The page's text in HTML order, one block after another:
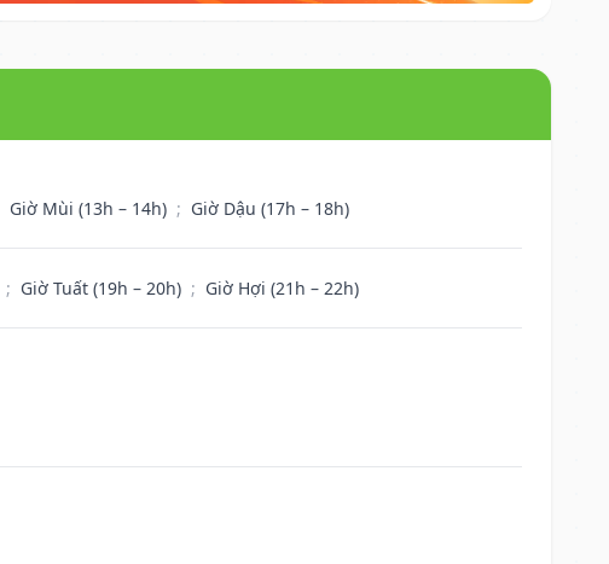
Giờ Mùi (13h – 14h) ; Giờ Dậu (17h – 18h)
; Giờ Tuất (19h – 20h) ; Giờ Hợi (21h – 22h)